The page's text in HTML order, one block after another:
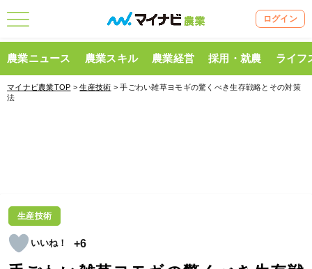
ログイン
農業ニュース 農業スキル 農業経営 採用・就農 ライフ
マイナビ農業TOP >生産技術 > 手ごわい雑草ヨモギの驚くべき生存戦略とその対策
法
生産技術
+6